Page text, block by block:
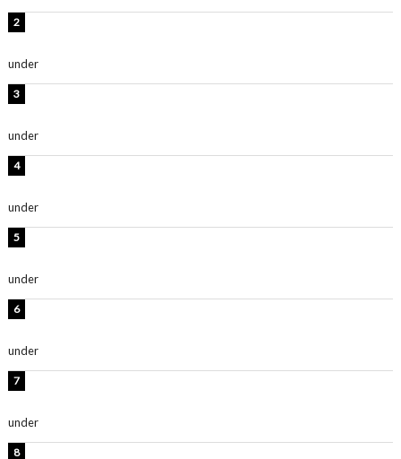
under
under
under
under
under
under